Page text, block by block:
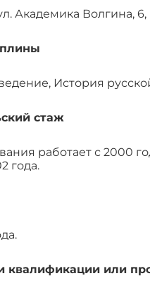
Академика Волгина, 6,
История
стаж
работает с 2000
года.
или